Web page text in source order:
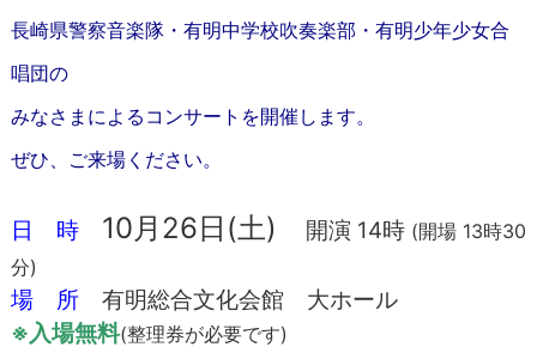
長崎県警察音楽隊・有明中学校吹奏楽部・有明少年少女合
唱団の
みなさまによるコンサートを開催します。
ぜひ、ご来場ください。
日 時 10月26日(土) 開演 14時 (開場 13時30
分)
場 所有明総合文化会館 大ホール
※入場無料(整理券が必要です)